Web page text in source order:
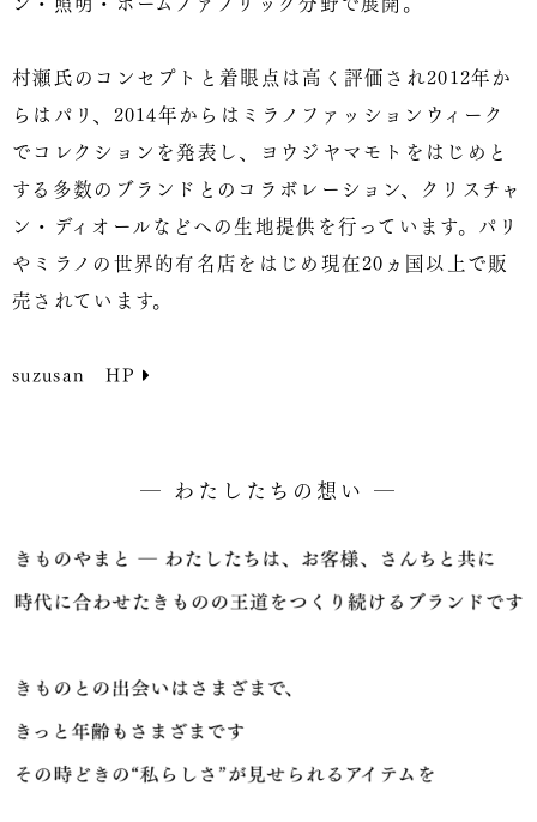
村瀬氏のコンセプトと着眼点は高く評価され2012年か
らはパリ、2014年からはミラノファッションウィーク
でコレクションを発表し、ヨウジヤマモトをはじめと
する多数のブランドとのコラボレーション、クリスチャ
ン・ディオールなどへの生地提供を行っています。パリ
やミラノの世界的有名店をはじめ現在20ヵ国以上で販
売されています。
suzusan HP
― わたしたちの想い ―